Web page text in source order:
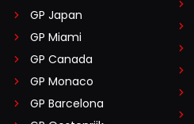
GP Japan
GP Miami
GP Canada
GP Monaco
GP Barcelona